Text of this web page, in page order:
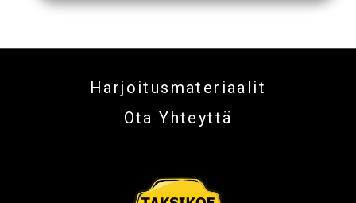
Harjoitusmateriaalit
Ota Yhteyttä